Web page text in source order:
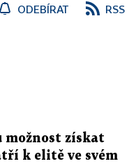
ODEBÍRAT RSS
možnost získat
k elitě ve svém